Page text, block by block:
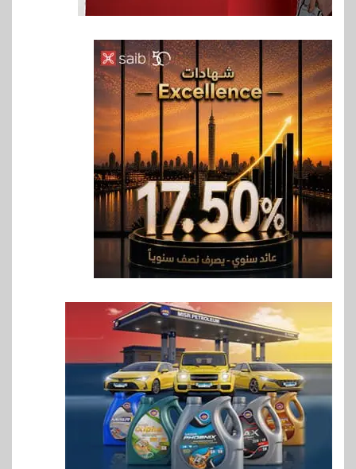
6
اقتصاد
ارتفاع أسعار النفط مع تصاعد
المخاوف بشأن مستقبل الملاحة
في مضيق هرمز
7 بنوك
البنك الزراعي يكرم موظفيه
المتميزين بعد تحقيق نتائج قياسية
بالقروض الشخصية خلال الربع
الأول 2026
8
يورو صافي ربح في النصف الأول
2026
9
اخبار
غرفة القاهرة تنظم ندوة إلكترونية
لدعم الصادرات وتحقيق
مستهدفات رؤية مصر 2030